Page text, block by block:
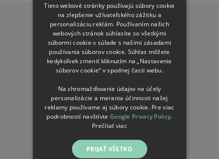
Dôležité info
Tabuľky veľkostí
Najčastejšie otázky
Doprava a platba
Reklamačný poriadok
Ochrana osobných údajov
Nastavení souborů cookie
Buď v obraze
Tieto webové stránky používajú súbory cookie
na zlepšenie užívateľského zážitku a
personalizáciu reklám. Používaním našich
webových stránok súhlasíte so všetkými
súbormi cookie v súlade s našimi zásadami
používania súborov cookie. Súhlas môžete
kedykoľvek zmeniť kliknutím na „Nastavenie
súborov cookie“ v spodnej časti webu.
Na zhromažďovanie údajov na účely
personalizácie a merania účinnosti našej
reklamy používame aj súbory cookie. Pre viac
podrobností navštívte Google Privacy Policy.
Prečítať viac
PRIJAŤ VŠETKO